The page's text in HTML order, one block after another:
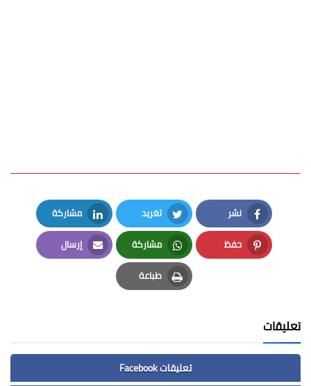
نشر
Facebook
تغريد
Twitter
مشاركة
LinkedIn
حفظ
Pinterest
مشاركة
Whatsapp
إرسال
Email
طباعة
Print
تعليقات
تعليقات Facebook